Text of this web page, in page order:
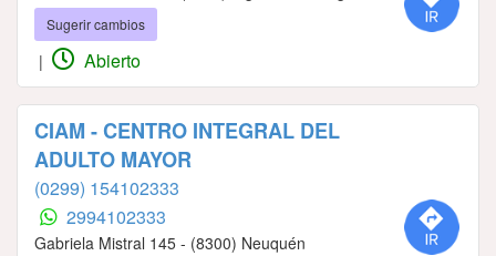
Sugerir cambios
| Abierto
CIAM - CENTRO INTEGRAL DEL
ADULTO MAYOR
(0299) 154102333
2994102333
Gabriela Mistral 145 - (8300) Neuquén